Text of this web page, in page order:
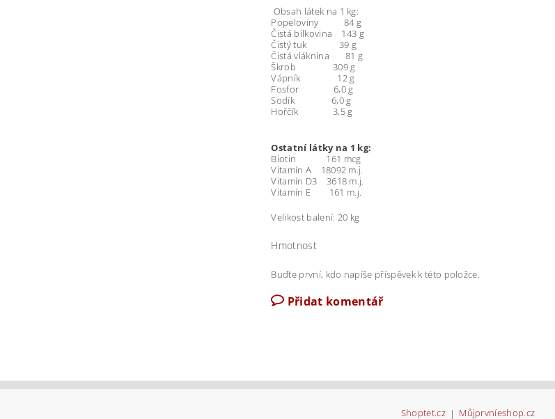
Obsah látek na 1 kg:
Popeloviny 84 g
Čistá bílkovina 143 g
Čistý tuk 39 g
Čistá vláknina 81 g
Škrob 309 g
Vápník 12 g
Fosfor 6,0 g
Sodík 6,0 g
Hořčík 3,5 g
Ostatní látky na 1 kg:
Biotin 161 mcg
Vitamín A 18092 m.j.
Vitamín D3 3618 m.j.
Vitamín E 161 m.j.
Velikost balení: 20 kg
Hmotnost
Buďte první, kdo napíše příspěvek k této položce.
Přidat komentář
Shoptet.cz | Můjprvníeshop.cz